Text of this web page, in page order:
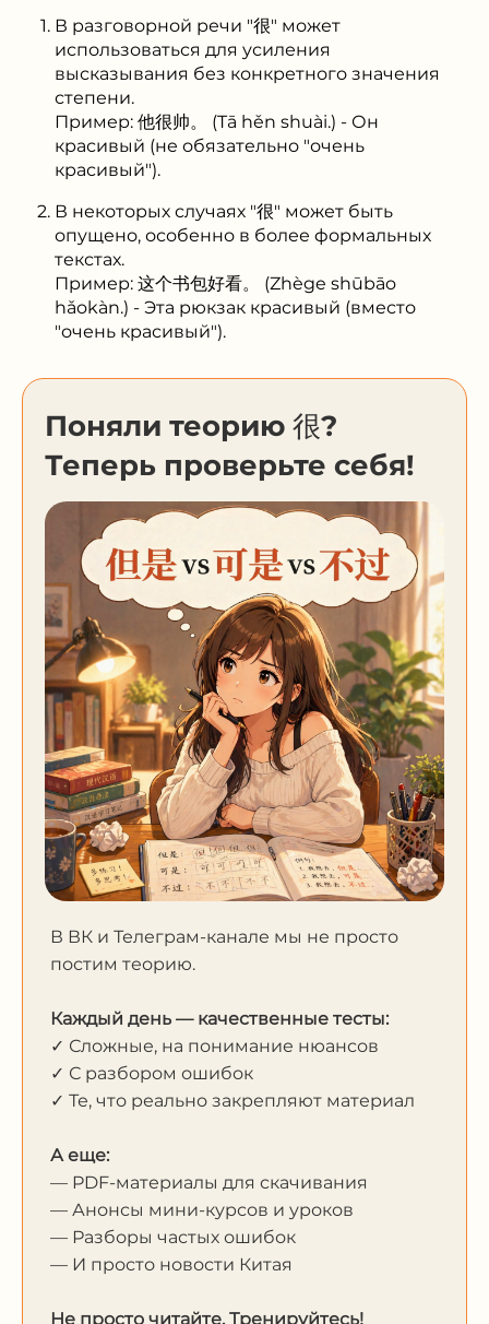
В разговорной речи "很" может
использоваться для усиления
высказывания без конкретного значения
степени.
Пример: 他很帅。 (Tā hěn shuài.) - Он
красивый (не обязательно "очень
красивый").
В некоторых случаях "很" может быть
опущено, особенно в более формальных
текстах.
Пример: 这个书包好看。 (Zhège shūbāo
hǎokàn.) - Эта рюкзак красивый (вместо
"очень красивый").
Поняли теорию 很?
Теперь проверьте себя!
В ВК и Телеграм-канале мы не просто
постим теорию.
Каждый день — качественные тесты:
✓ Сложные, на понимание нюансов
✓ С разбором ошибок
✓ Те, что реально закрепляют материал
А еще:
— PDF-материалы для скачивания
— Анонсы мини-курсов и уроков
— Разборы частых ошибок
— И просто новости Китая
Не просто читайте. Тренируйтесь!